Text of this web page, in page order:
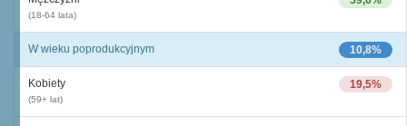
(18-64 lata)
10,8%
W wieku poprodukcyjnym
19,5%
Kobiety
(59+ lat)